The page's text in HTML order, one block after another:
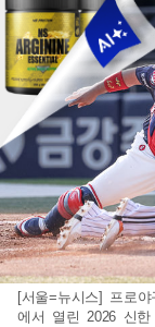
[서울=뉴시스] 프로
에서 열린 2026 신